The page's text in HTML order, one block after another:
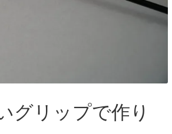
グリップで作り